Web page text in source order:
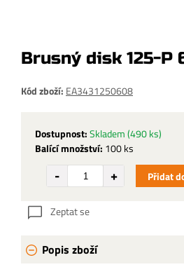
Brusný disk 125-P
Kód zboží: EA3431250608
Dostupnost:Skladem(490 ks)
Balící množství: 100 ks
Přidat
Zeptat se
Popis zboží